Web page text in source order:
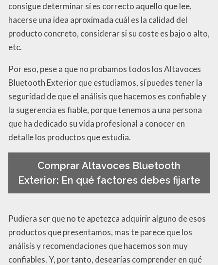
consigue determinar si es correcto aquello que lee,
hacerse una idea aproximada cuál es la calidad del
producto concreto, considerar si su coste es bajo o alto,
etc.
Por eso, pese a que no probamos todos los Altavoces
Bluetooth Exterior que estudiamos, sí puedes tener la
seguridad de que el análisis que hacemos es confiable y
la sugerencia es fiable, porque tenemos a una persona
que ha dedicado su vida profesional a conocer en
detalle los productos que estudia.
Comprar Altavoces Bluetooth
Exterior: En qué factores debes fijarte
Pudiera ser que no te apetezca adquirir alguno de esos
productos que presentamos, mas te parece que los
análisis y recomendaciones que hacemos son muy
confiables. Y, por tanto, desearías comprender en qué